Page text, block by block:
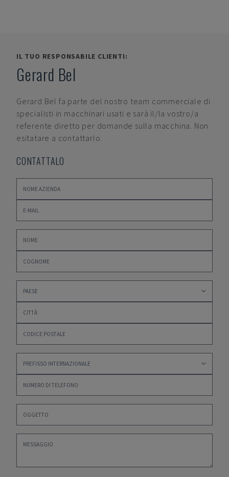
IL TUO RESPONSABILE CLIENTI:
Gerard Bel
Gerard Bel fa parte del nostro team commerciale di
specialisti in macchinari usati e sarà il/la vostro/a
referente diretto per domande sulla macchina. Non
esitatare a contattarlo.
CONTATTALO